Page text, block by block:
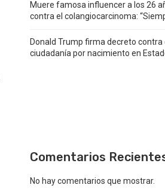
Muere famosa influencer a los 26
contra el colangiocarcinoma:
Donald Trump firma decreto contra
ciudadanía por nacimiento en
Comentarios
No hay comentarios que mostrar.